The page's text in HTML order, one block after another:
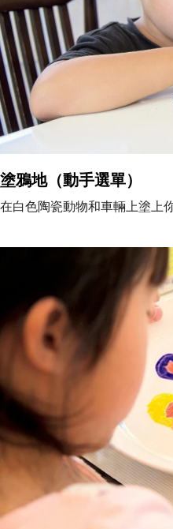
塗鴉地（動手選單）
在白色陶瓷動物和車輛上塗上